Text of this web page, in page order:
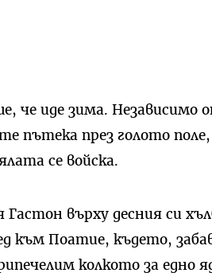
че иде зима. Независимо
пътека през голото поле,
се войска.
върху десния си
към Поатие, където,
колкото за едно